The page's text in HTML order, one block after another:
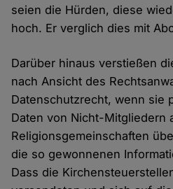
seien die Hürden, diese
hoch. Er verglich dies mit
Darüber hinaus verstießen
nach Ansicht des
Datenschutzrecht, wenn sie
Daten von Nicht-Mitgliedern
Religionsgemeinschaften
die so gewonnenen
Dass die